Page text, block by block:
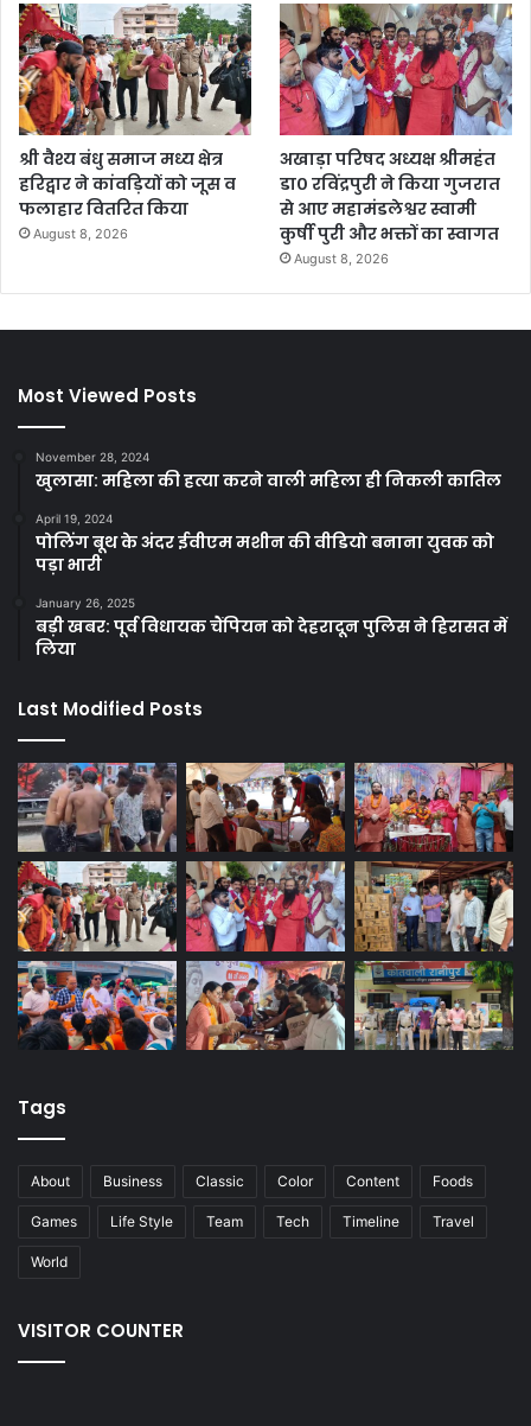
श्री वैश्य बंधु समाज मध्य क्षेत्र
हरिद्वार ने कांवड़ियों को जूस व
फलाहार वितरित किया
August 8, 2026
अखाड़ा परिषद अध्यक्ष श्रीमहंत
डा० रविंद्रपुरी ने किया गुजरात
से आए महामंडलेश्वर स्वामी
कुर्षी पुरी और भक्तों का स्वागत
August 8, 2026
Most Viewed Posts
November 28, 2024
खुलासा: महिला की हत्या करने वाली महिला ही निकली कातिल
April 19, 2024
पोलिंग बूथ के अंदर ईवीएम मशीन की वीडियो बनाना युवक को
पड़ा भारी
January 26, 2025
बड़ी खबर: पूर्व विधायक चैंपियन को देहरादून पुलिस ने हिरासत में
लिया
Last Modified Posts
Tags
About Business Classic Color Content Foods
Games Life Style Team Tech Timeline Travel
World
VISITOR COUNTER